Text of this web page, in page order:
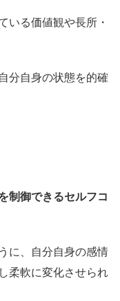
いる価値観や長所・
分自身の状態を的確
制御できるセルフコ
に、自分自身の感情
柔軟に変化させられ